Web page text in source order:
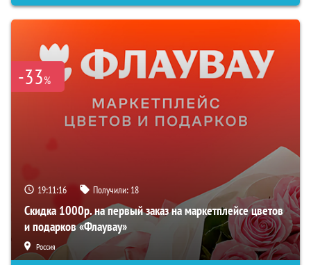
-33%
19:11:15 Получили: 18
Скидка 1000р. на первый заказ на маркетплейсе цветов
и подарков «Флаувау»
Россия